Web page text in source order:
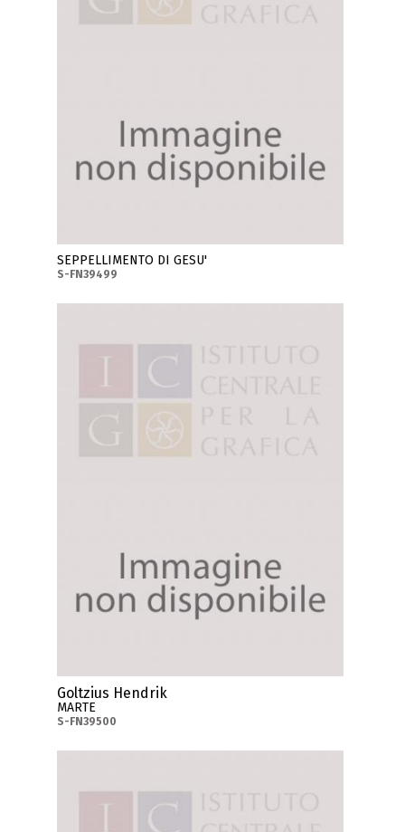
SEPPELLIMENTO DI GESU'
S-FN39499
Goltzius Hendrik
MARTE
S-FN39500